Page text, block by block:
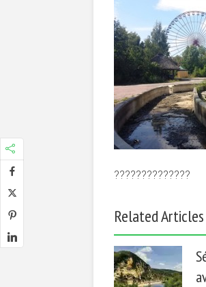
??????????????
Related Articles